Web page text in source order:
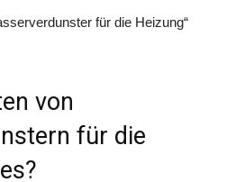
für die Heizung“
von
für die